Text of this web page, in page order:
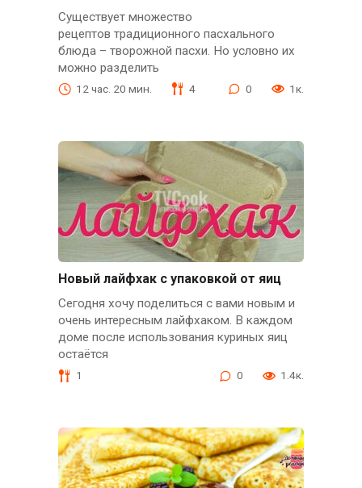
Существует множество
рецептов традиционного пасхального
блюда – творожной пасхи. Но условно их
можно разделить
12 час. 20 мин. 4 0 1к.
Новый лайфхак с упаковкой от яиц
Сегодня хочу поделиться с вами новым и
очень интересным лайфхаком. В каждом
доме после использования куриных яиц
остаётся
1 0 1.4к.